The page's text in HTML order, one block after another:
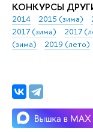
КОНКУРСЫ
2014 2015 (зима)
2017 (зима)
2017
(зима)
2019 (лето)